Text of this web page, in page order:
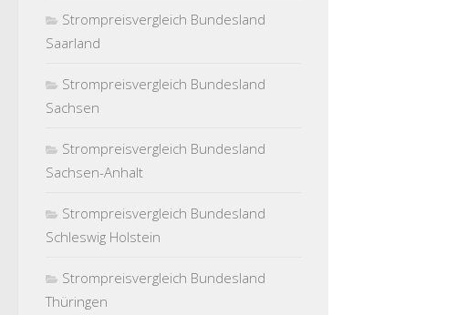
Strompreisvergleich Bundesland
Saarland
Strompreisvergleich Bundesland
Sachsen
Strompreisvergleich Bundesland
Sachsen-Anhalt
Strompreisvergleich Bundesland
Schleswig Holstein
Strompreisvergleich Bundesland
Thüringen